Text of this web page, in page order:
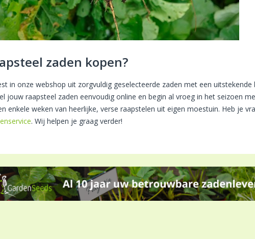
zaden kopen?
in onze webshop uit zorgvuldig geselecteerde zaden met een
jouw raapsteel zaden eenvoudig online en begin al vroeg in het seizoen
enkele weken van heerlijke, verse raapstelen uit eigen moestuin. Heb je
. Wij helpen je graag verder!